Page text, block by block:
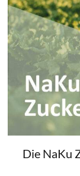
Die NaKu